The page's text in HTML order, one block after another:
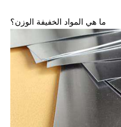
ما هي المواد الخفيفة الوزن؟